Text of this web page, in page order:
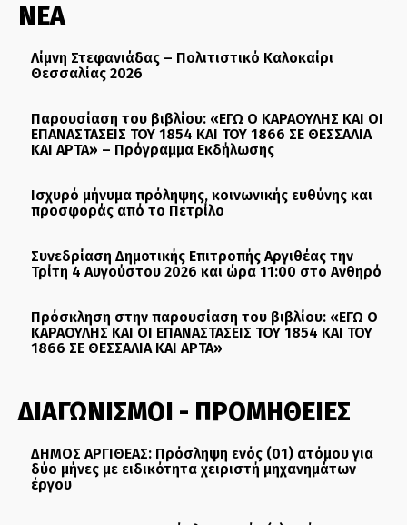
ΝΕΑ
Λίμνη Στεφανιάδας – Πολιτιστικό Καλοκαίρι
Θεσσαλίας 2026
Παρουσίαση του βιβλίου: «ΕΓΩ Ο ΚΑΡΑΟΥΛΗΣ ΚΑΙ ΟΙ
ΕΠΑΝΑΣΤΑΣΕΙΣ ΤΟΥ 1854 ΚΑΙ ΤΟΥ 1866 ΣΕ ΘΕΣΣΑΛΙΑ
ΚΑΙ ΑΡΤΑ» – Πρόγραμμα Εκδήλωσης
Ισχυρό μήνυμα πρόληψης, κοινωνικής ευθύνης και
προσφοράς από το Πετρίλο
Συνεδρίαση Δημοτικής Επιτροπής Αργιθέας την
Τρίτη 4 Αυγούστου 2026 και ώρα 11:00 στο Ανθηρό
Πρόσκληση στην παρουσίαση του βιβλίου: «ΕΓΩ Ο
ΚΑΡΑΟΥΛΗΣ ΚΑΙ ΟΙ ΕΠΑΝΑΣΤΑΣΕΙΣ ΤΟΥ 1854 ΚΑΙ ΤΟΥ
1866 ΣΕ ΘΕΣΣΑΛΙΑ ΚΑΙ ΑΡΤΑ»
ΔΙΑΓΩΝΙΣΜΟΙ - ΠΡΟΜΗΘΕΙΕΣ
ΔΗΜΟΣ ΑΡΓΙΘΕΑΣ: Πρόσληψη ενός (01) ατόμου για
δύο μήνες με ειδικότητα χειριστή μηχανημάτων
έργου